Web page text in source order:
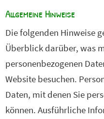
Allgemeine Hinweise
Die folgenden Hinweise
Überblick darüber, was
personenbezogenen
Website besuchen.
Daten, mit denen Sie
können. Ausführliche